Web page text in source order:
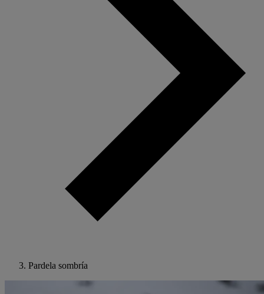
Pardela sombría